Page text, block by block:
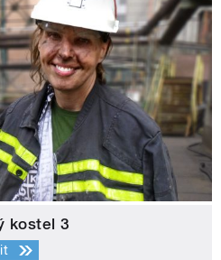
kostel 3